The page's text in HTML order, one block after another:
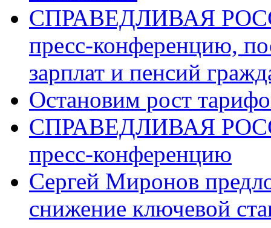
СПРАВЕДЛИВАЯ
пресс-конференцию,
зарплат и пенсий
Остановим рост
СПРАВЕДЛИВАЯ
пресс-конференцию
Сергей Миронов
снижение ключевой